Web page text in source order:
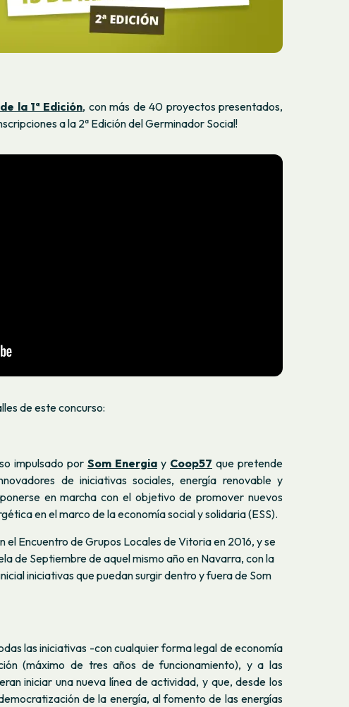
la 1ª Edición, con más de 40 proyectos presentados,
a la 2ª Edición del Germinador Social!
de este concurso:
impulsado por Som Energia y Coop57 que pretende
de iniciativas sociales, energía renovable y
en marcha con el objetivo de promover nuevos
en el marco de la economía social y solidaria (ESS).
el Encuentro de Grupos Locales de Vitoria en 2016, y se
de Septiembre de aquel mismo año en Navarra, con la
iniciativas que puedan surgir dentro y fuera de Som
las iniciativas -con cualquier forma legal de economía
(máximo de tres años de funcionamiento), y a las
iniciar una nueva línea de actividad, y que, desde los
de la energía, al fomento de las energías